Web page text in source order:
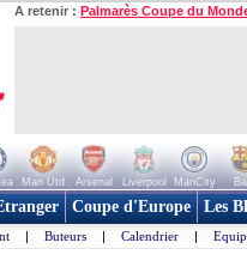
A retenir : Palmarès Coupe du
Man Utd Arsenal Liverpool ManCity
Coupe d'Europe Les
| Buteurs | Calendrier |